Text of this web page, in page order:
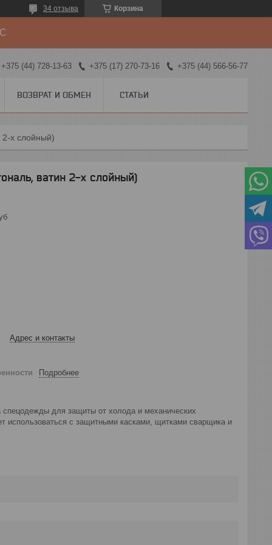
Корзина
34 отзыва
+375 (44) 728-13-63 +375 (17) 270-73-16 +375 (44) 566-56-77
ВОЗВРАТ И ОБМЕН СТАТЬИ
2-х слойный)
ватин 2-х слойный)
Адрес и контакты
Подробнее
спецодежды для защиты от холода и механических
использоваться с защитными касками, щитками сварщика и